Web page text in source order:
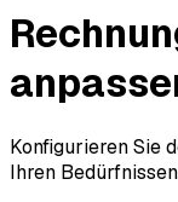
Konfigurieren Sie
Ihren